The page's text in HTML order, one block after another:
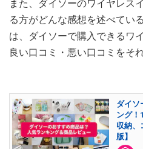
また、ダイソーのワイヤレス
る方がどんな感想を述べてい
は、ダイソーで購入できるワ
良い口コミ・悪い口コミをそ
ダイソ
ング！
収納、
版】